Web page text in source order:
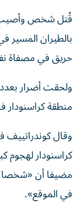
قُتل شخص وأصيب
بالطيران
حريق في مصفاة
ولحقت أضرار
منطقة كراسنودار
وقال
كراسنودار
مضيفا أن «شخصا
في الموقع».